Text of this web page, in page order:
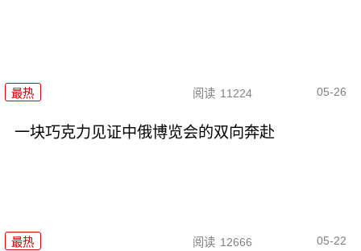
最热 阅读 11224 05-26
一块巧克力见证中俄博览会的双向奔赴
最热 阅读 12666 05-22